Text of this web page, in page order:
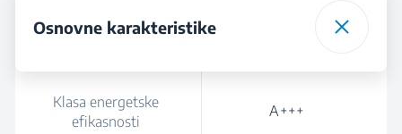
Osnovne karakteristike
Klasa energetske
efikasnosti
A+++